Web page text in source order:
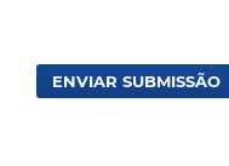
ENVIAR SUBMISSÃO